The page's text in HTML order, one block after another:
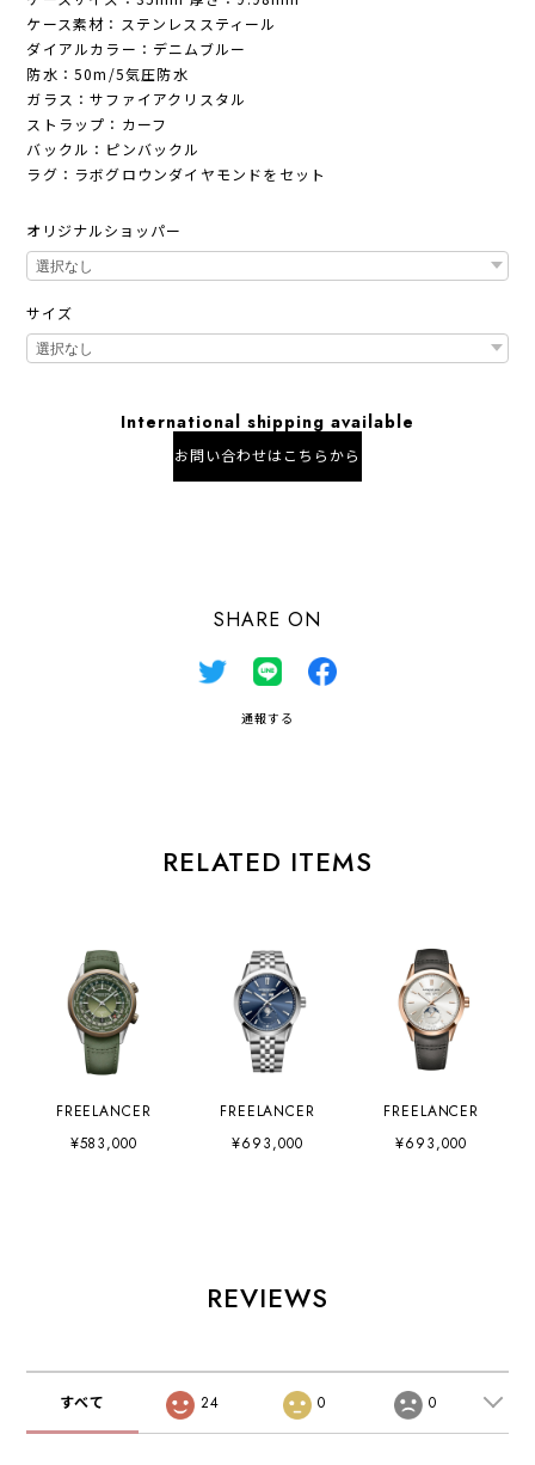
ケース素材：ステンレススティール
ダイアルカラー：デニムブルー
防水：50m/5気圧防水
ガラス：サファイアクリスタル
ストラップ：カーフ
バックル：ピンバックル
ラグ：ラボグロウンダイヤモンドをセット
オリジナルショッパー
サイズ
International shipping available
お問い合わせはこちらから
SHARE ON
通報する
RELATED ITEMS
FREELANCER
¥583,000
FREELANCER
¥693,000
FREELANCER
¥693,000
REVIEWS
すべて 24 0 0